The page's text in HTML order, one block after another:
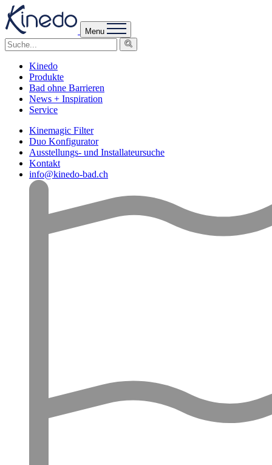
Menu
Kinedo
Produkte
Bad ohne Barrieren
News + Inspiration
Service
Kinemagic Filter
Duo Konfigurator
Ausstellungs- und Installateursuche
Kontakt
info@kinedo-bad.ch